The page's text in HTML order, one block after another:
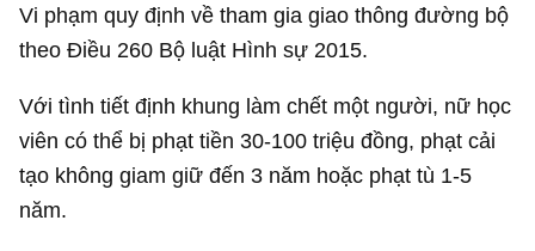
Vi phạm quy định về tham gia giao thông đường bộ
theo Điều 260 Bộ luật Hình sự 2015.
Với tình tiết định khung làm chết một người, nữ học
viên có thể bị phạt tiền 30-100 triệu đồng, phạt cải
tạo không giam giữ đến 3 năm hoặc phạt tù 1-5
năm.